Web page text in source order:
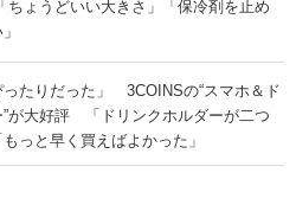
ょうどいい大きさ」「保冷剤を止め
ったりだった」 3COINSの“スマホ＆ド
”が大好評 「ドリンクホルダーが二つ
っと早く買えばよかった」